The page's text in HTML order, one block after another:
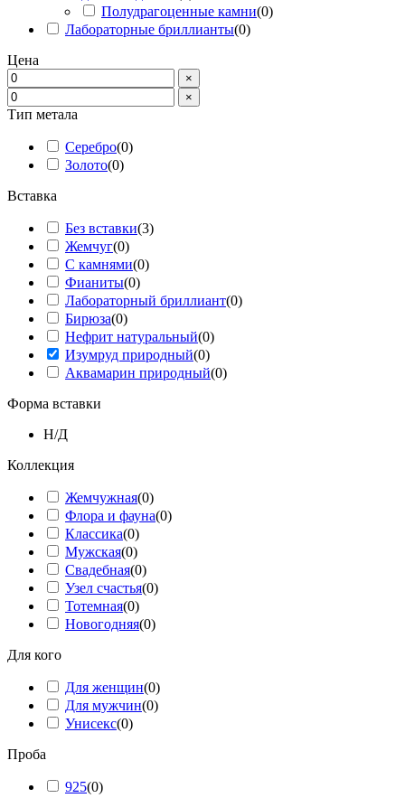
Полудрагоценные камни(0)
Лабораторные бриллианты(0)
Цена
×
×
Тип метала
Серебро(0)
Золото(0)
Вставка
Без вставки(3)
Жемчуг(0)
С камнями(0)
Фианиты(0)
Лабораторный бриллиант(0)
Бирюза(0)
Нефрит натуральный(0)
Изумруд природный(0)
Аквамарин природный(0)
Форма вставки
Н/Д
Коллекция
Жемчужная(0)
Флора и фауна(0)
Классика(0)
Мужская(0)
Свадебная(0)
Узел счастья(0)
Тотемная(0)
Новогодняя(0)
Для кого
Для женщин(0)
Для мужчин(0)
Унисекс(0)
Проба
925(0)